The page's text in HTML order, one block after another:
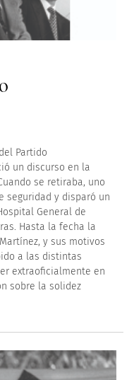
Partido
un discurso en la
se retiraba, uno
seguridad y disparó un
General de
Hasta la fecha la
y sus motivos
a las distintas
extraoficialmente en
sobre la solidez